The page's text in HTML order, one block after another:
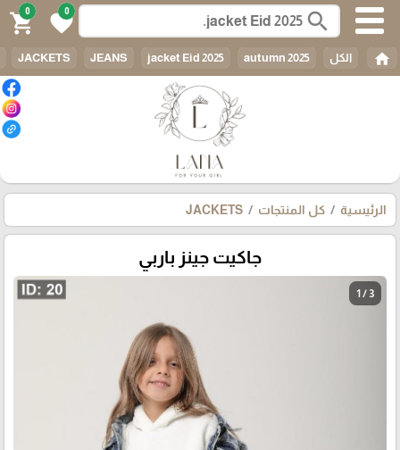
search
0
favorite
0
shopping_cart
home الكل JACKETS JEANS jacket Eid 2025 autumn 2025
الرئيسية كل المنتجات JACKETS
جاكيت جينز باربي
1 / 3